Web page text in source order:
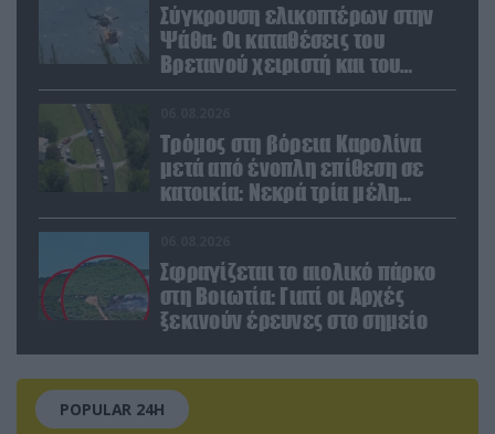
Σύγκρουση ελικοπτέρων στην
Ψάθα: Οι καταθέσεις του
Βρετανού χειριστή και του
Έλληνα πιλότου από το δεύτερο
Τρόμος στη βόρεια Καρολίνα
μετά από ένοπλη επίθεση σε
κατοικία: Νεκρά τρία μέλη
οικογένειας – 4 οι τραυματίες
Σφραγίζεται το αιολικό πάρκο
στη Βοιωτία: Γιατί οι Αρχές
ξεκινούν έρευνες στο σημείο
POPULAR 24H